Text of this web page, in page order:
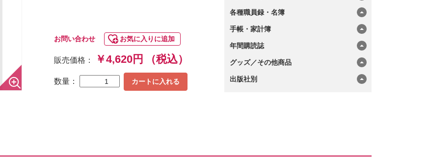
各種職員録・名簿
手帳・家計簿
年間購読誌
グッズ／その他商品
出版社別
お問い合わせ お気に入りに追加
販売価格： ￥4,620円 （税込）
数量： カートに入れる